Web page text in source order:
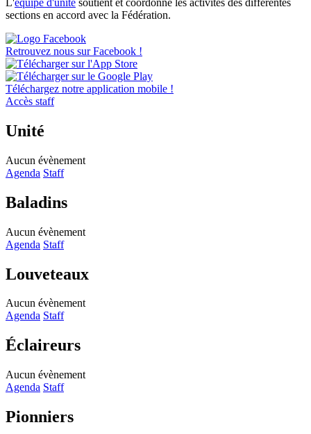
L'équipe d'unité soutient et coordonne les activités des différentes
sections en accord avec la Fédération.
Retrouvez nous sur Facebook !
Téléchargez notre application mobile !
Accès staff
Unité
Aucun évènement
Agenda Staff
Baladins
Aucun évènement
Agenda Staff
Louveteaux
Aucun évènement
Agenda Staff
Éclaireurs
Aucun évènement
Agenda Staff
Pionniers